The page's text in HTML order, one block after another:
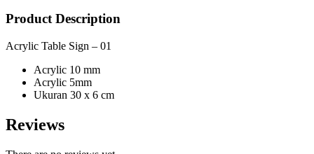
Product Description
Acrylic Table Sign – 01
Acrylic 10 mm
Acrylic 5mm
Ukuran 30 x 6 cm
Reviews